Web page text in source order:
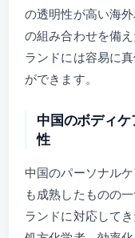
の透明性が高い海
の組み合わせを備
ランドには容易に
ができます。
中国のボディ
性
中国のパーソナル
も成熟したものの
ランドに対応して